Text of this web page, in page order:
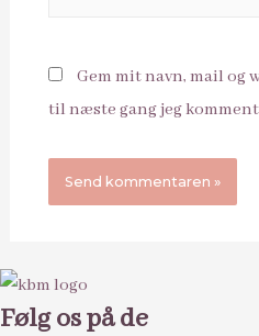
Gem mit navn, mail og
til næste gang jeg
Følg os på de